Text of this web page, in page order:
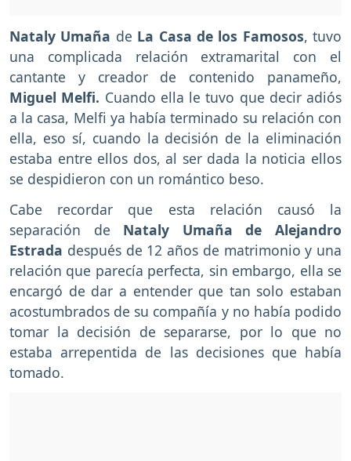
Nataly Umaña de La Casa de los Famosos, tuvo
una complicada relación extramarital con el
cantante y creador de contenido panameño,
Miguel Melfi. Cuando ella le tuvo que decir adiós
a la casa, Melfi ya había terminado su relación con
ella, eso sí, cuando la decisión de la eliminación
estaba entre ellos dos, al ser dada la noticia ellos
se despidieron con un romántico beso.
Cabe recordar que esta relación causó la
separación de Nataly Umaña de Alejandro
Estrada después de 12 años de matrimonio y una
relación que parecía perfecta, sin embargo, ella se
encargó de dar a entender que tan solo estaban
acostumbrados de su compañía y no había podido
tomar la decisión de separarse, por lo que no
estaba arrepentida de las decisiones que había
tomado.